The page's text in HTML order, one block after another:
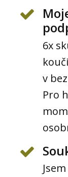
6x
v
Pro